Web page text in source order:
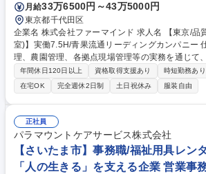
月給33万6500円～43万5000円
東京都千代田区
企業名 株式会社ファーマインド 求人名 【東京/品質保証(品質管理保証
室)】実働7.5H/青果流通リーディングカンパニー 仕事の内容 まず農薬管
理、農園管理、各拠点現場管理等の実務を通じて
解していただき、段階的に業務の幅を広げながら
組みづくり、関係部門を巻き込んだ改善推進をお任せし
理・リスク評価：新規に使用する農薬のリスク評
イヤー評価における安全性確認/残留農薬管理体制
理：フィリピンおよび自社農園におけるGAPに基
現場と連携した改善活動の推進■品質リスク・重大
薬基準値逸脱、硬質異物 等)対応：社内起因によ
件の軽減サポート/再発防止策の立案および横断的な展開 募集職
品質保証(品質管理保証室)】実働7.5H/青果流通リ
年間休日120日以上 資格取得支援あり 時短勤務あり
在宅OK
完全週休2日制 土日祝休み 服装自由
正社員
パラマウントケアサービス株式会社
【さいたま市】事務職/福祉用具レン
「人の生きる」を支える企業 営業事